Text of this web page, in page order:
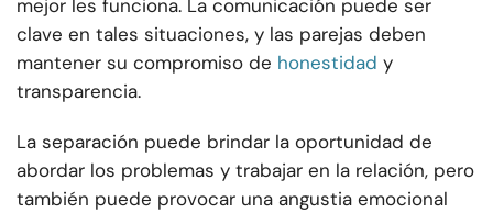
mejor les funciona. La comunicación puede ser
clave en tales situaciones, y las parejas deben
mantener su compromiso de honestidad y
transparencia.
La separación puede brindar la oportunidad de
abordar los problemas y trabajar en la relación, pero
también puede provocar una angustia emocional